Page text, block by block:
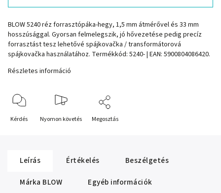
BLOW 5240 réz forrasztópáka-hegy, 1,5 mm átmérővel és 33 mm
hosszúsággal. Gyorsan felmelegszik, jó hővezetése pedig precíz
forrasztást tesz lehetővé spájkovačka / transformátorová
spájkovačka használatához. Termékkód: 5240- | EAN: 5900804086420.
Részletes információ
Kérdés Nyomon követés Megosztás
Leírás Értékelés
Beszélgetés
Márka BLOW Egyéb információk